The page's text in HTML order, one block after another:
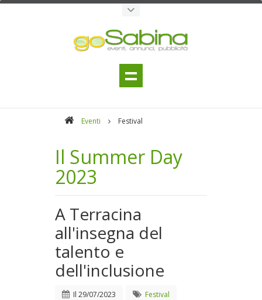
Eventi Festival
Il Summer Day
2023
A Terracina
all'insegna del
talento e
dell'inclusione
Il 29/07/2023 Festival